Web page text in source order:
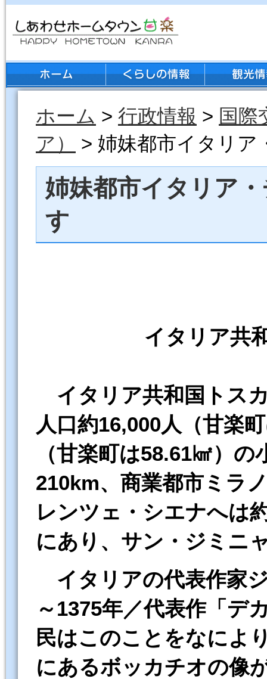
ホーム > 行政情報 > 国際
ア）
> 姉妹都市イタリ
姉妹都市イタリア
す
イタリア共
イタリア共和国トス
人口約16,000人（甘楽
（甘楽町は58.61㎢）
210km、商業都市ミラ
レンツェ・シエナへは
にあり、サン・ジミニ
イタリアの代表作家
～1375年／代表作「デ
民はこのことをなによ
にあるボッカチオの像